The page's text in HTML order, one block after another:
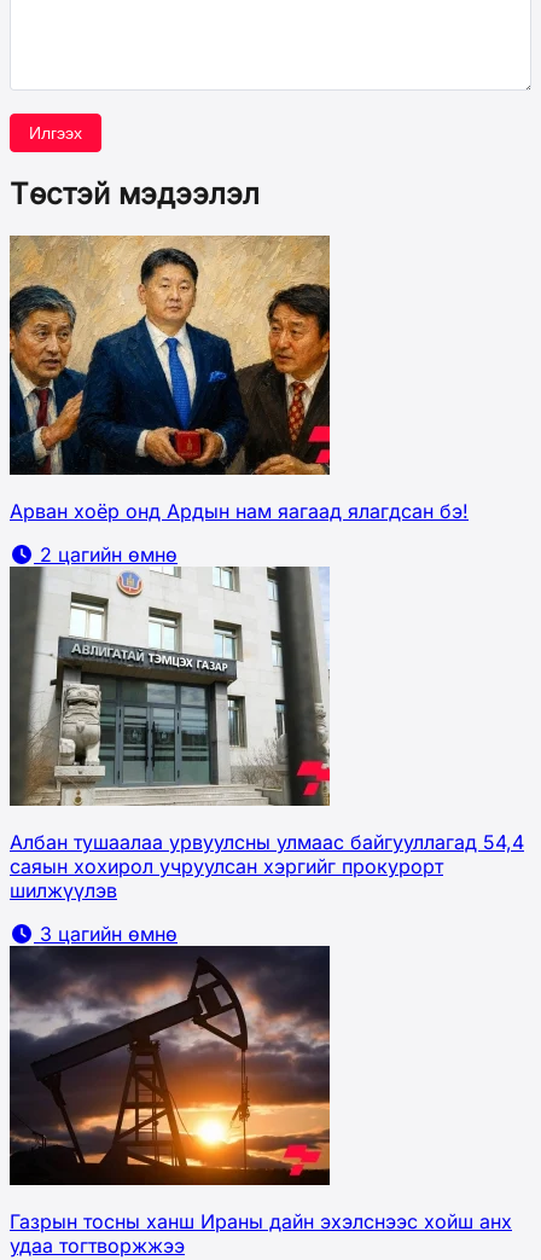
Илгээх
Төстэй мэдээлэл
Арван хоёр онд Ардын нам яагаад ялагдсан бэ!
2 цагийн өмнө
Албан тушаалаа урвуулсны улмаас байгууллагад 54,4
саяын хохирол учруулсан хэргийг прокурорт
шилжүүлэв
3 цагийн өмнө
Газрын тосны ханш Ираны дайн эхэлснээс хойш анх
удаа тогтворжжээ